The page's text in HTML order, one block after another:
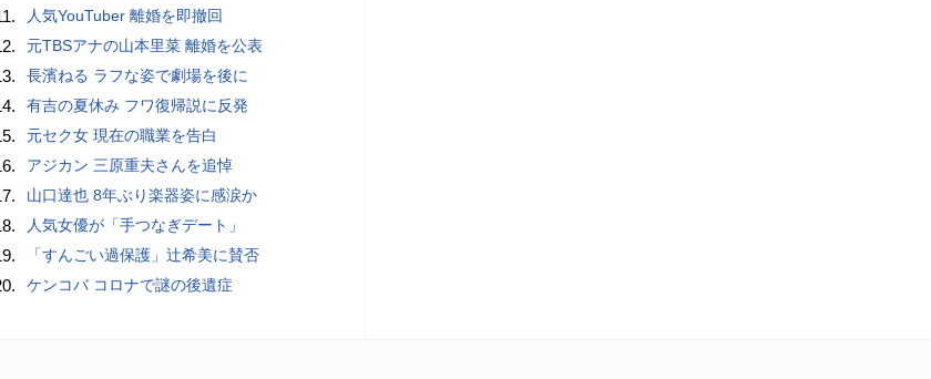
人気YouTuber 離婚を即撤回
元TBSアナの山本里菜 離婚を公表
長濱ねる ラフな姿で劇場を後に
有吉の夏休み フワ復帰説に反発
元セク女 現在の職業を告白
アジカン 三原重夫さんを追悼
山口達也 8年ぶり楽器姿に感涙か
人気女優が「手つなぎデート」
「すんごい過保護」辻希美に賛否
ケンコバ コロナで謎の後遺症